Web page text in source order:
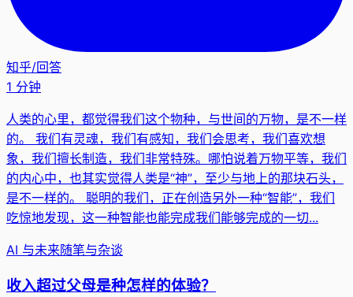
知乎/回答
1 分钟
人类的心里，都觉得我们这个物种，与世间的万物，是不一样
的。 我们有灵魂，我们有感知，我们会思考，我们喜欢想
象，我们擅长制造，我们非常特殊。哪怕说着万物平等，我们
的内心中，也其实觉得人类是“神”，至少与地上的那块石头，
是不一样的。 聪明的我们，正在创造另外一种“智能”，我们
吃惊地发现，这一种智能也能完成我们能够完成的一切...
AI 与未来随笔与杂谈
收入超过父母是种怎样的体验？